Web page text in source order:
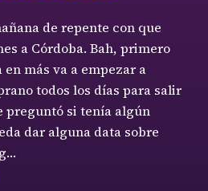
de repente con que
a Córdoba. Bah, primero
más va a empezar a
todos los días para salir
preguntó si tenía algún
dar alguna data sobre